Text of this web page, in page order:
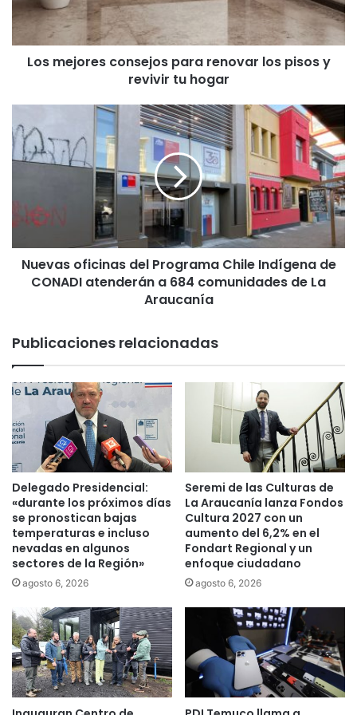
o
e
s
e
j
a
v
a
l
s
p
i
s
y
r
e
v
v
i
r
t
u
h
Los mejores consejos para renovar los pisos y
revivir tu hogar
u
e
v
f
i
d
e
l
P
o
g
r
a
m
a
C
h
i
l
I
n
d
í
g
e
Nuevas oficinas del Programa Chile Indígena de
CONADI atenderán a 684 comunidades de La
Araucanía
Publicaciones relacionadas
Delegado Presidencial:
«durante los próximos días
se pronostican bajas
temperaturas e incluso
nevadas en algunos
sectores de la Región»
agosto 6, 2026
Seremi de las Culturas de
La Araucanía lanza Fondos
Cultura 2027 con un
aumento del 6,2% en el
Fondart Regional y un
enfoque ciudadano
agosto 6, 2026